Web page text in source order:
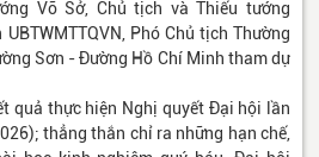
Võ Sở, Chủ tịch và Thiếu tướng
UBTWMTTQVN, Phó Chủ tịch Thường
Sơn - Đường Hồ Chí Minh tham dự
thực hiện Nghị quyết Đại hội lần
thẳng thắn chỉ ra những hạn chế,